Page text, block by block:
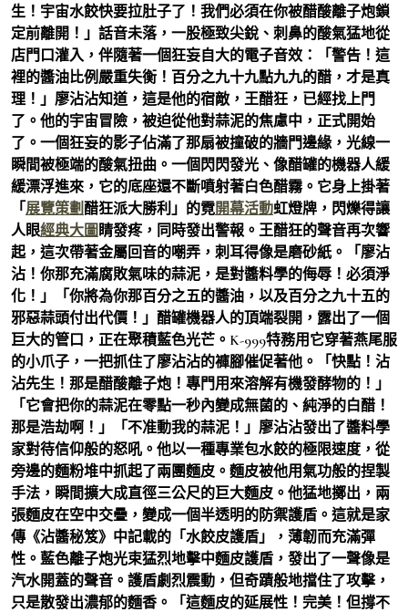
生！宇宙水餃快要拉肚子了！我們必須在你被醋酸離子炮鎖
定前離開！」話音未落，一股極致尖銳、刺鼻的酸氣猛地從
店門口灌入，伴隨著一個狂妄自大的電子音效：「警告！這
裡的醬油比例嚴重失衡！百分之九十九點九九的醋，才是真
理！」廖沾沾知道，這是他的宿敵，王醋狂，已經找上門
了。他的宇宙冒險，被迫從他對蒜泥的焦慮中，正式開始
了。一個狂妄的影子佔滿了那扇被撞破的牆門邊緣，光線一
瞬間被極端的酸氣扭曲。一個閃閃發光、像醋罐的機器人緩
緩漂浮進來，它的底座還不斷噴射著白色醋霧。它身上掛著
「展覽策劃醋狂派大勝利」的霓開幕活動虹燈牌，閃爍得讓
人眼經典大圖 睛發疼，同時發出警報。王醋狂的聲音再次響
起，這次帶著金屬回音的嘲弄，刺耳得像是磨砂紙。「廖沾
沾！你那充滿腐敗氣味的蒜泥，是對醬料學的侮辱！必須淨
化！」「你將為你那百分之五的醬油，以及百分之九十五的
邪惡蒜頭付出代價！」醋罐機器人的頂端裂開，露出了一個
巨大的管口，正在聚積藍色光芒。K-999特務用它穿著燕尾服
的小爪子，一把抓住了廖沾沾的褲腳催促著他。「快點！沾
沾先生！那是醋酸離子炮！專門用來溶解有機發酵物的！」
「它會把你的蒜泥在零點一秒內變成無菌的、純淨的白醋！
那是浩劫啊！」「不准動我的蒜泥！」廖沾沾發出了醬料學
家對待信仰般的怒吼。他以一種專業包水餃的極限速度，從
旁邊的麵粉堆中抓起了兩團麵皮。麵皮被他用氣功般的捏製
手法，瞬間擴大成直徑三公尺的巨大麵皮。他猛地擲出，兩
張麵皮在空中交疊，變成一個半透明的防禦護盾。這就是家
傳《沾醬秘笈》中記載的「水餃皮護盾」，薄韌而充滿彈
性。藍色離子炮光束猛烈地擊中麵皮護盾，發出了一聲像是
汽水開蓋的聲音。護盾劇烈震動，但奇蹟般地擋住了攻擊，
只是散發出濃郁的麵香。「這麵皮的延展性！完美！但撐不